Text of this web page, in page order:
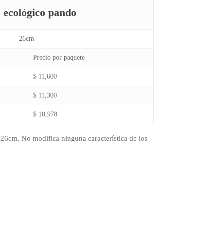
ecológico pando
26cm
Precio por paquete
$ 11,600
$ 11,300
$ 10,978
No modifica ninguna característica de los